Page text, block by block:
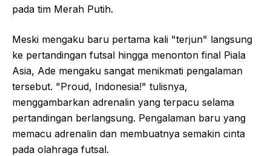
pada tim Merah Putih.
Meski mengaku baru pertama kali "terjun" langsung
ke pertandingan futsal hingga menonton final Piala
Asia, Ade mengaku sangat menikmati pengalaman
tersebut. "Proud, Indonesia!" tulisnya,
menggambarkan adrenalin yang terpacu selama
pertandingan berlangsung. Pengalaman baru yang
memacu adrenalin dan membuatnya semakin cinta
pada olahraga futsal.